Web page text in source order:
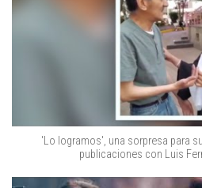
'Lo logramos', una sorpresa para
publicaciones con Luis